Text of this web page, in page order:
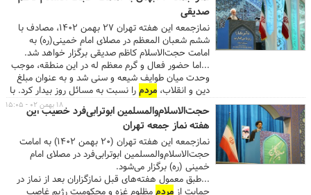
صدیقی
نمازجمعه این هفته تهران ۲۷ بهمن ۱۴۰۲، مصادف با
ششم شعبان المعظم در مصلای امام خمینی(ره) به
امامت حجت‌الاسلام کاظم صدیقی برگزار خواهد شد.
...اما حضور فعال و گرم معظم له در این منطقه، موجب
وحدت میان طوایف شیعه و سنی شد و به عنوان مبلغ
دین و انقلاب، مردمرا نسبت به مسائل روز بیدار کرد. با
شعله‌ور شدن آتش انقلاب در وجود مستضعفین این
منطقه، ساواک مجبور به انتقال این طلبه مجاهد به
شهری دیگر شد. ...
حجت‌الاسلام‌والمسلمین ابوترابی‌فرد خطیب این
هفته نماز جمعه تهران
نمازجمعه این هفته تهران (20 بهمن 1402) به امامت
حجت‌الاسلام‌والمسلمین ابوترابی‌فرد در مصلای امام
خمینی (ره) برگزار می‌شود.
...طبق معمول هفته‌های قبل نمازگزاران بعد از نماز در
مردم
۱۸ بهمن ۰۲ - ۱۵:۰۵